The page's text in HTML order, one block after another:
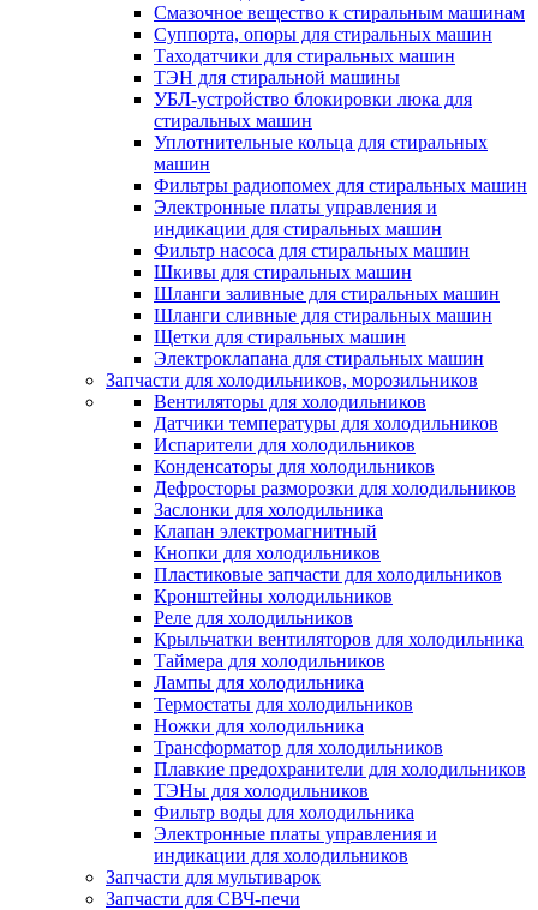
Смазочное вещество к стиральным машинам
Суппорта, опоры для стиральных машин
Таходатчики для стиральных машин
ТЭН для стиральной машины
УБЛ-устройство блокировки люка для
стиральных машин
Уплотнительные кольца для стиральных
машин
Фильтры радиопомех для стиральных машин
Электронные платы управления и
индикации для стиральных машин
Фильтр насоса для стиральных машин
Шкивы для стиральных машин
Шланги заливные для стиральных машин
Шланги сливные для стиральных машин
Щетки для стиральных машин
Электроклапана для стиральных машин
Запчасти для холодильников, морозильников
Вентиляторы для холодильников
Датчики температуры для холодильников
Испарители для холодильников
Конденсаторы для холодильников
Дефросторы разморозки для холодильников
Заслонки для холодильника
Клапан электромагнитный
Кнопки для холодильников
Пластиковые запчасти для холодильников
Кронштейны холодильников
Реле для холодильников
Крыльчатки вентиляторов для холодильника
Таймера для холодильников
Лампы для холодильника
Термостаты для холодильников
Ножки для холодильника
Трансформатор для холодильников
Плавкие предохранители для холодильников
ТЭНы для холодильников
Фильтр воды для холодильника
Электронные платы управления и
индикации для холодильников
Запчасти для мультиварок
Запчасти для СВЧ-печи